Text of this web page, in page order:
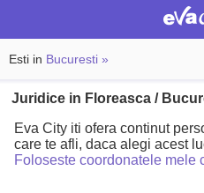
Esti in Bucuresti »
Juridice in Floreasca /
Eva City iti ofera continut
care te afli, daca alegi acest
Foloseste coordonatele mele